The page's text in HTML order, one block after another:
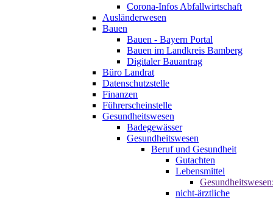
Corona-Infos Abfallwirtschaft
Ausländerwesen
Bauen
Bauen - Bayern Portal
Bauen im Landkreis Bamberg
Digitaler Bauantrag
Büro Landrat
Datenschutzstelle
Finanzen
Führerscheinstelle
Gesundheitswesen
Badegewässer
Gesundheitswesen
Beruf und Gesundheit
Gutachten
Lebensmittel
nicht-ärztliche